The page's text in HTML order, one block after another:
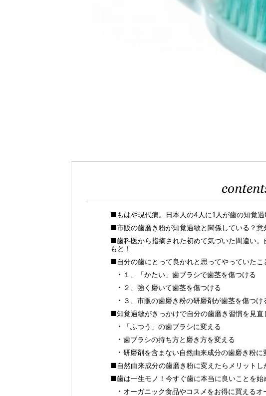
■もはや現代病。日本人の4人に1人が歯の知覚
■市販の歯磨き粉が知覚過敏と関係している？意
■歯科医から指摘された初めて気づいた間違い
もと！
■自分の歯にとって良かれと思ってやっていたこ
１、「かたい」歯ブラシで歯茎を傷つける
２、強く磨いて歯茎を傷つける
３、市販の歯磨き粉の研磨剤が歯茎を傷つけ
■知覚過敏がきっかけで自分の歯磨き習慣を見直
「ふつう」の歯ブラシに変える
歯ブラシの持ち方と磨き方を変える
研磨剤を含まない自然由来成分の歯磨き粉に
■自然由来成分の歯磨き粉に変えたらメリットし
■歯は一生モノ！今すぐ歯に本当に良いことを始
オーガニック食品やコスメをお得に買える